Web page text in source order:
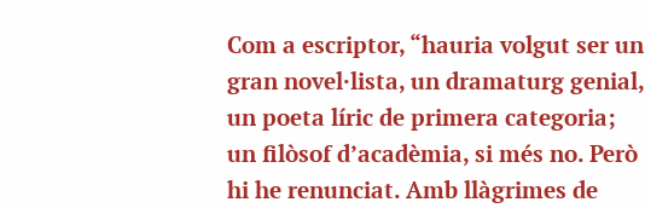
Com a escriptor, “hauria volgut ser un
gran novel·lista, un dramaturg genial,
un poeta líric de primera categoria;
un filòsof d’acadèmia, si més no. Però
hi he renunciat. Amb llàgrimes de